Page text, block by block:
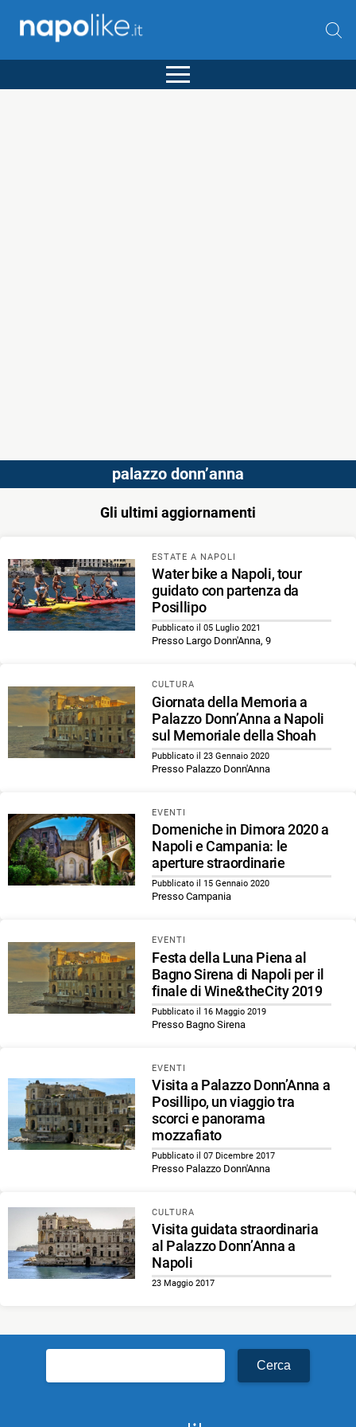
palazzo donn’anna
Gli ultimi aggiornamenti
ESTATE A NAPOLI
Water bike a Napoli, tour
guidato con partenza da
Posillipo
Pubblicato il 05 Luglio 2021
Presso Largo Donn'Anna, 9
CULTURA
Giornata della Memoria a
Palazzo Donn’Anna a Napoli
sul Memoriale della Shoah
Pubblicato il 23 Gennaio 2020
Presso Palazzo Donn'Anna
EVENTI
Domeniche in Dimora 2020 a
Napoli e Campania: le
aperture straordinarie
Pubblicato il 15 Gennaio 2020
Presso Campania
EVENTI
Festa della Luna Piena al
Bagno Sirena di Napoli per il
finale di Wine&theCity 2019
Pubblicato il 16 Maggio 2019
Presso Bagno Sirena
EVENTI
Visita a Palazzo Donn’Anna a
Posillipo, un viaggio tra
scorci e panorama
mozzafiato
Pubblicato il 07 Dicembre 2017
Presso Palazzo Donn'Anna
CULTURA
Visita guidata straordinaria
al Palazzo Donn’Anna a
Napoli
23 Maggio 2017
per: